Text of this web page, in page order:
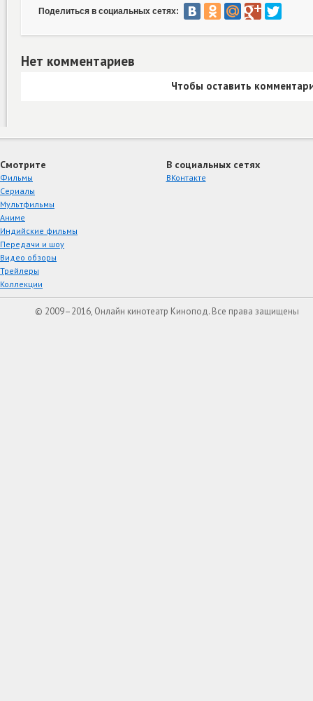
Поделиться в социальных сетях:
Нет комментариев
Чтобы оставить
Смотрите
Фильмы
Сериалы
Мультфильмы
Аниме
Индийские фильмы
Передачи и шоу
Видео обзоры
Трейлеры
Коллекции
В социальных сетях
ВКонтакте
© 2009–2016, Онлайн кинотеатр Кинопод. Все права защищены